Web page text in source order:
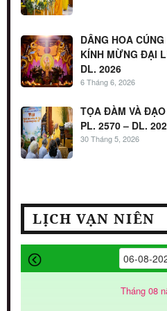
DÂNG HOA
KÍNH MỪNG ĐẠI
DL. 2026
6 Tháng 6, 2026
TỌA ĐÀM VÀ
PL. 2570 – DL.
30 Tháng 5, 2026
LỊCH VẠN NIÊN
Tháng 08